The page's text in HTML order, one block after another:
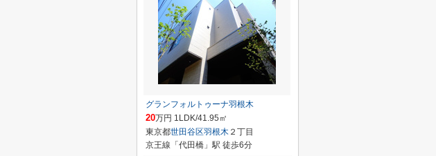
グランフォルトゥーナ羽根木
20万円 1LDK/41.95㎡
東京都世田谷区羽根木 ２丁目
京王線「代田橋」駅 徒歩6分